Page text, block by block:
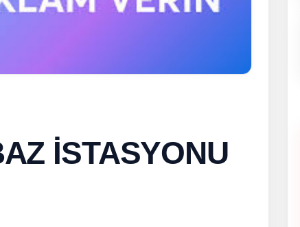
İSTASYONU